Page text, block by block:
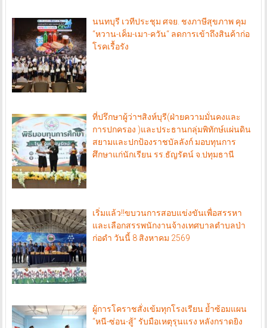
นนทบุรี เวทีประชุม ศจย. ชงภาษีสุขภาพ คุม
“หวาน-เค็ม-เมา-ควัน“ ลดการเข้าถึงสินค้าก่อ
โรคเรื้อรัง
ที่ปรึกษาผู้ว่าฯสิงห์บุรี(ฝ่ายความมั่นคงและ
การปกครอง )และประธานกลุ่มพิทักษ์แผ่นดิน
สยามและปกป้องราชบัลลังก์ มอบทุนการ
ศึกษาแก่นักเรียน รร.ธัญรัตน์ จ.ปทุมธานี
เริ่มแล้ว!!ขบวนการสอบแข่งขันเพื่อสรรหา
และเลือกสรรพนักงานจ้างเทศบาลตำบลป่า
ก่อดำ วันนี้ 8 สิงหาคม 2569
ผู้การโคราชสั่งเข้มทุกโรงเรียน ย้ำซ้อมแผน
“หนี-ซ่อน-สู้” รับมือเหตุรุนแรง หลังกราดยิง